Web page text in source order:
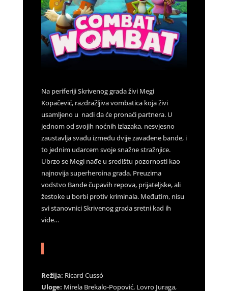
Na periferiji Skrivenog grada živi Megi
Kopačević, razdražljiva vombatica koja živi
usamljeno u nadi da će pronaći partnera. U
jednom od svojih noćnih izlazaka, nesvjesno
zaustavlja svađu između dvije zavađene bande, i
to jednim udarcem svoje snažne stražnjice.
Ubrzo se Megi nađe u središtu pozornosti kao
najnovija superheroina grada. Preuzima
vodstvo Bande čupavih repova, prijateljske, ali
žestoke u borbi protiv kriminala. Međutim, nisu
svi stanovnici Skrivenog grada sretni kad ih
vide…
Režija: Ricard Cussó
Uloge: Mirela Brekalo-Popović, Lovro Juraga,